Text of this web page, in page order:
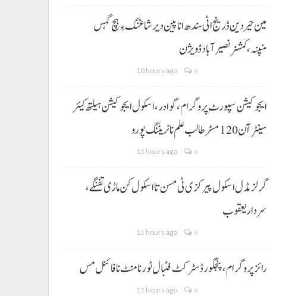
مین حیردین ڈرینج اٹی سندھ انا پین دیر شاغنگ ءِ ہچ گہس
منپنہ،کمشنر نصیرآباد ڈویژن
10 hours ago 0
ایجوکیشن سپورٹ پروگرام،گوادر، اسکول ایجوکیشن ہیلتھ کیئر
سینٹر آن 120 مسڑ طالب علم نا ٹریننگ پورو
11 hours ago 0
گرلز مڈل اسکول پیرکزی ٹی مسن تا اسکول کن ماڑی تفنگے،
سردار یعقوب
11 hours ago 0
رائز پروگرام، پنجگور ڈسٹرکٹ فٹبال ٹورنامنٹ نا فائنل مس
11 hours ago 0